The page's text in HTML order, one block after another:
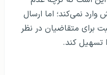
وارد نمی‌کند؛ اما ارسال
برای متقاضیان در نظر
تسهیل کند.